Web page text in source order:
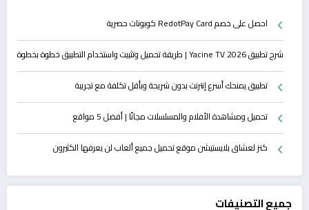
احصل على خصم RedotPay Card كوبونات حصرية
شرح تطبيق Yacine TV 2026 | طريقة تحميل وتثبيت واستخدام التطبيق خطوة بخطوة
تطبيق يمنحك أسرع إنترنت بدون شريحة وبأقل تكلفة مع تجريبة
تحميل ومشاهدة الأفلام والمسلسلات مجانًا | أفضل 5 مواقع
كنز لعشاق بلايستيشن موقع تحميل جميع ألعاب لن يعرفها الكثيرون
جميع التصنيفات